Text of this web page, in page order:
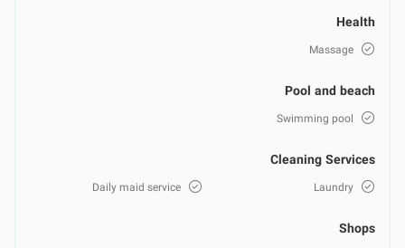
Health
Massage
Pool and beach
Swimming pool
Cleaning Services
Laundry
Daily maid service
Shops